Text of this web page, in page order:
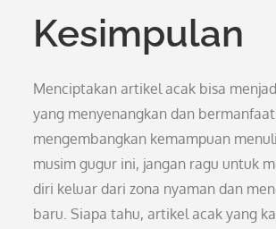
Kesimpulan
Menciptakan artikel acak bisa
yang menyenangkan dan
mengembangkan kemampuan
musim gugur ini, jangan ragu untuk
diri keluar dari zona nyaman dan
baru. Siapa tahu, artikel acak yang